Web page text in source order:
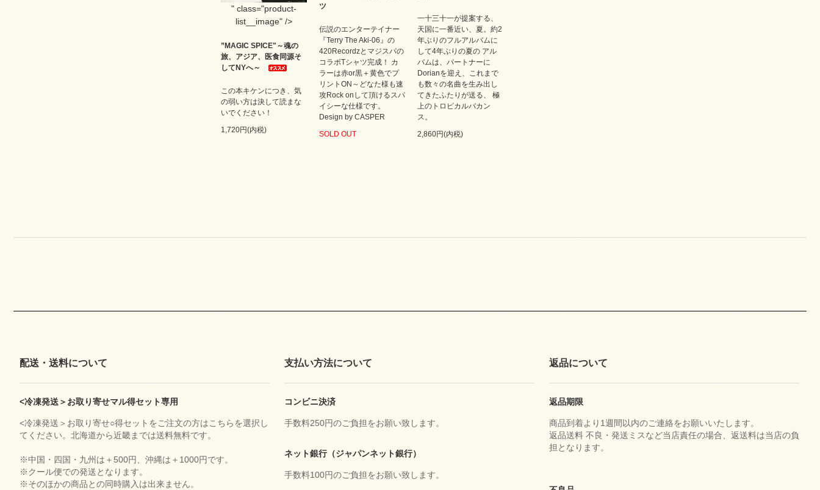
" class="product-
list__image" />
”MAGIC SPICE"～魂の
旅、アジア、医食同源そ
してNYへ～
この本キケンにつき、気
の弱い方は決して読まな
いでください！
1,720円(内税)
ツ
伝説のエンターテイナー
『Terry The Aki-06』の
420Recordzとマジスパの
コラボTシャツ完成！ カ
ラーは赤or黒＋黄色でプ
リントON～どなた様も速
攻Rock onして頂けるスパ
イシーな仕様です。
Design by CASPER
SOLD OUT
一十三十一が提案する、
天国に一番近い、夏。約2
年ぶりのフルアルバムに
して4年ぶりの夏の アル
バムは、パートナーに
Dorianを迎え、これまで
も数々の名曲を生み出し
てきたふたりが送る、 極
上のトロピカルバカン
ス。
2,860円(内税)
配送・送料について
<冷凍発送＞お取り寄せマル得セット専用
<冷凍発送＞お取り寄せ○得セットをご注文の方はこちらを選択し
てください。北海道から近畿までは送料無料です。
※中国・四国・九州は＋500円、沖縄は＋1000円です。
※クール便での発送となります。
※そのほかの商品との同時購入は出来ません。
支払い方法について
コンビニ決済
手数料250円のご負担をお願い致します。
ネット銀行（ジャパンネット銀行）
手数料100円のご負担をお願い致します。
返品について
返品期限
商品到着より1週間以内のご連絡をお願いいたします。
返品送料 不良・発送ミスなど当店責任の場合、返送料は当店の負
担となります。